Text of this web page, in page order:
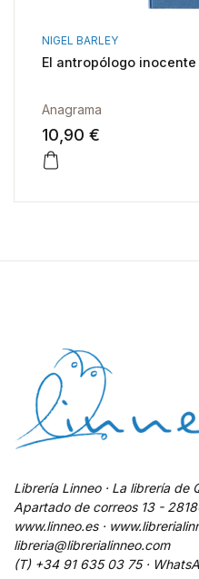
NIGEL BARLEY
El antropólogo inocente
Anagrama
10,90 €
Librería Linneo · La librería de
Apartado de correos 13 -
www.linneo.es ·
libreria@librerialinneo.com
(T) +34 91 635 03 75 ·